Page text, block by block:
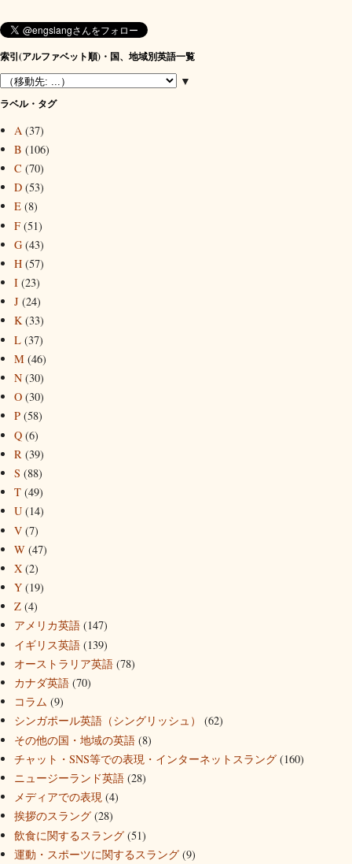
索引(アルファベット順)・国、地域別英語一覧
▼
ラベル・タグ
A (37)
B (106)
C (70)
D (53)
E (8)
F (51)
G (43)
H (57)
I (23)
J (24)
K (33)
L (37)
M (46)
N (30)
O (30)
P (58)
Q (6)
R (39)
S (88)
T (49)
U (14)
V (7)
W (47)
X (2)
Y (19)
Z (4)
アメリカ英語 (147)
イギリス英語 (139)
オーストラリア英語 (78)
カナダ英語 (70)
コラム (9)
シンガポール英語（シングリッシュ）
(62)
その他の国・地域の英語 (8)
チャット・SNS等での表現・インターネットスラング (160)
ニュージーランド英語 (28)
メディアでの表現 (4)
挨拶のスラング (28)
飲食に関するスラング (51)
運動・スポーツに関するスラング (9)